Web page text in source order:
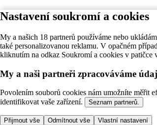
Nastavení soukromí a cookies
My a našich 18 partnerů používáme nebo
také personalizovanou reklamu. V opačném
kliknutím na odkaz Soukromí a cookies v patičce
My a naši partneři zpracováváme
Povolením souborů cookies nám umožníte měřit
identifikovat vaše zařízení.
Seznam partnerů.
Přijmout vše Odmítnout vše Vlastní nastavení